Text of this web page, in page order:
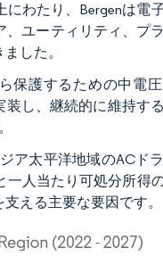
わたり、Bergenは電
ユーティリティ、プ
した。
保護するための中電
し、継続的に維持す
ア太平洋地域のACド
人当たり可処分所得
える主要な要因です。